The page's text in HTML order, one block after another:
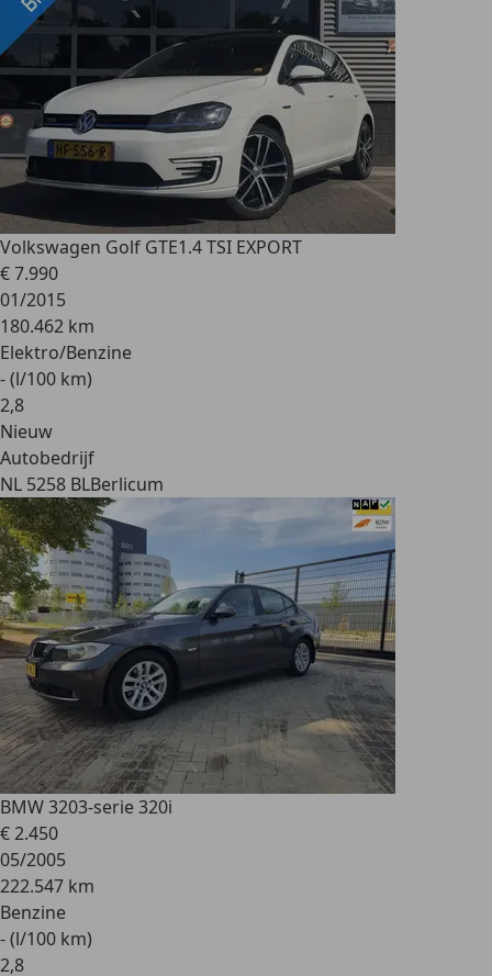
Volkswagen Golf GTE1.4 TSI EXPORT
€ 7.990
01/2015
180.462 km
Elektro/Benzine
- (l/100 km)
2,8
Nieuw
Autobedrijf
NL 5258 BLBerlicum
BMW 3203-serie 320i
€ 2.450
05/2005
222.547 km
Benzine
- (l/100 km)
2,8